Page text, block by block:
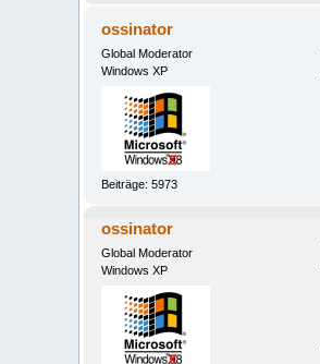
ossinator
Global Moderator
Windows XP
Beiträge: 5973
ossinator
Global Moderator
Windows XP